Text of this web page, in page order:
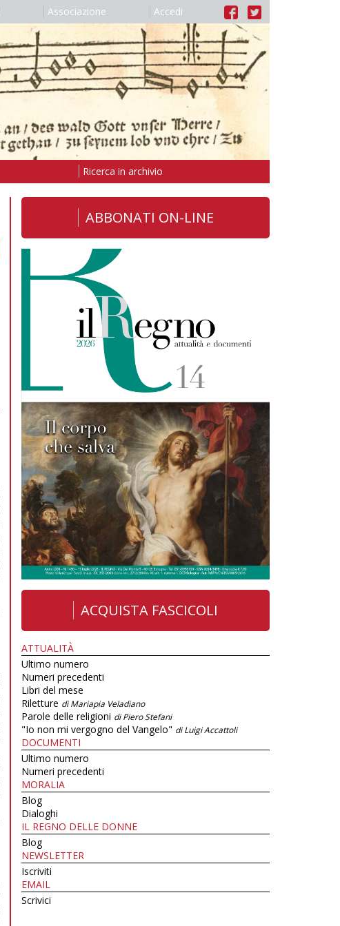
Associazione Accedi
Ricerca in archivio
ABBONATI ON-LINE
ACQUISTA FASCICOLI
ATTUALITÀ
Ultimo numero
Numeri precedenti
Libri del mese
Riletture di Mariapia Veladiano
Parole delle religioni di Piero Stefani
"Io non mi vergogno del Vangelo" di Luigi Accattoli
DOCUMENTI
Ultimo numero
Numeri precedenti
MORALIA
Blog
Dialoghi
IL REGNO DELLE DONNE
Blog
NEWSLETTER
Iscriviti
EMAIL
Scrivici